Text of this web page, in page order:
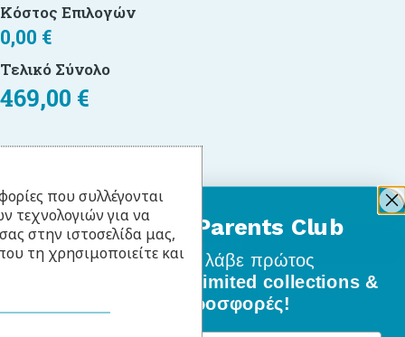
Κόστος Επιλογών
0,00 €
Τελικό Σύνολο
469,00 €
Προσθήκη στο καλάθι
Απόκτησε το
Πρόσθήκη στην λίστα επιθυμιών
που συλλέγονται
τεχνολογιών για να
στην ιστοσελίδα μας,
τη χρησιμοποιείτε και
BabyLlama Parents Club
Γίνε μέλοςκαι λάβε πρώτος
όλα τα νέα σχέδια, limited collections &
ειδικές προσφορές!